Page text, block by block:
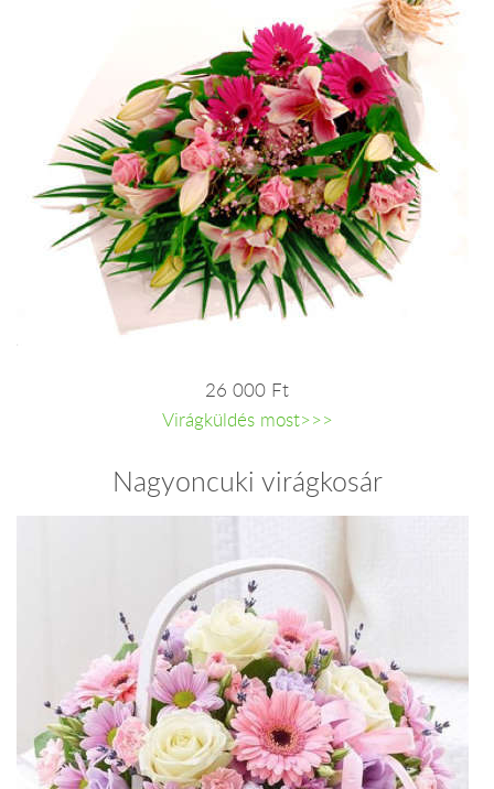
26 000 Ft
Virágküldés most>>>
Nagyoncuki virágkosár